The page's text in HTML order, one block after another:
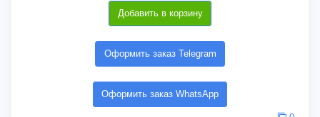
Добавить в корзину
Оформить заказ Telegram
Оформить заказ WhatsApp